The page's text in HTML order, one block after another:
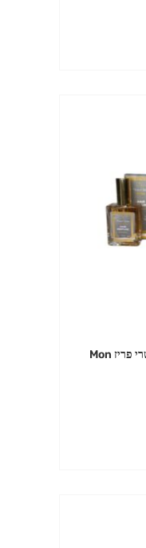
בושם טיפולי לשיער 613 – מון שרי פריז Mon